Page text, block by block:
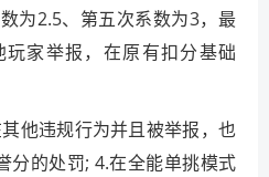
为2.5、第五次系数为3，最
家举报，在原有扣分基础
他违规行为并且被举报，也
分的处罚; 4.在全能单挑模式